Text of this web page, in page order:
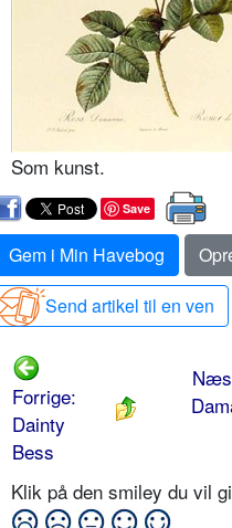
Som kunst.
Save
Gem i Min Havebog
Send artikel til en ven
Forrige:
Dainty
Bess
Klik på den smiley du vil